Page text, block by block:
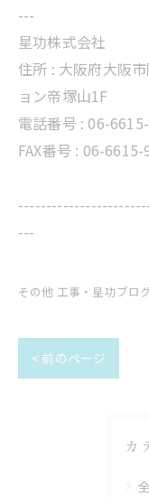
---
星功株式会社
住所 : 大阪府大阪
ョン帝塚山1F
電話番号 : 06-
FAX番号 : 06-6615-
---
その他 工事・星功ブロ
< 前のページ
カ